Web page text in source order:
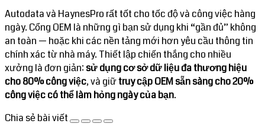
Autodata và HaynesPro rất tốt cho tốc độ và công việc hàng
ngày. Cổng OEM là những gì bạn sử dụng khi “gần đủ” không
an toàn — hoặc khi các nền tảng mới hơn yêu cầu thông tin
chính xác từ nhà máy. Thiết lập chiến thắng cho nhiều
xưởng là đơn giản: sử dụng cơ sở dữ liệu đa thương hiệu
cho 80% công việc, và giữtruy cập OEM sẵn sàng cho 20%
công việc có thể làm hỏng ngày của bạn.
Chia sẻ bài viết